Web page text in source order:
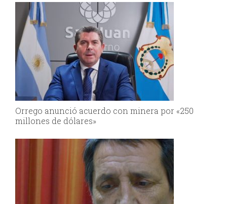
Orrego anunció acuerdo con minera por «250
millones de dólares»